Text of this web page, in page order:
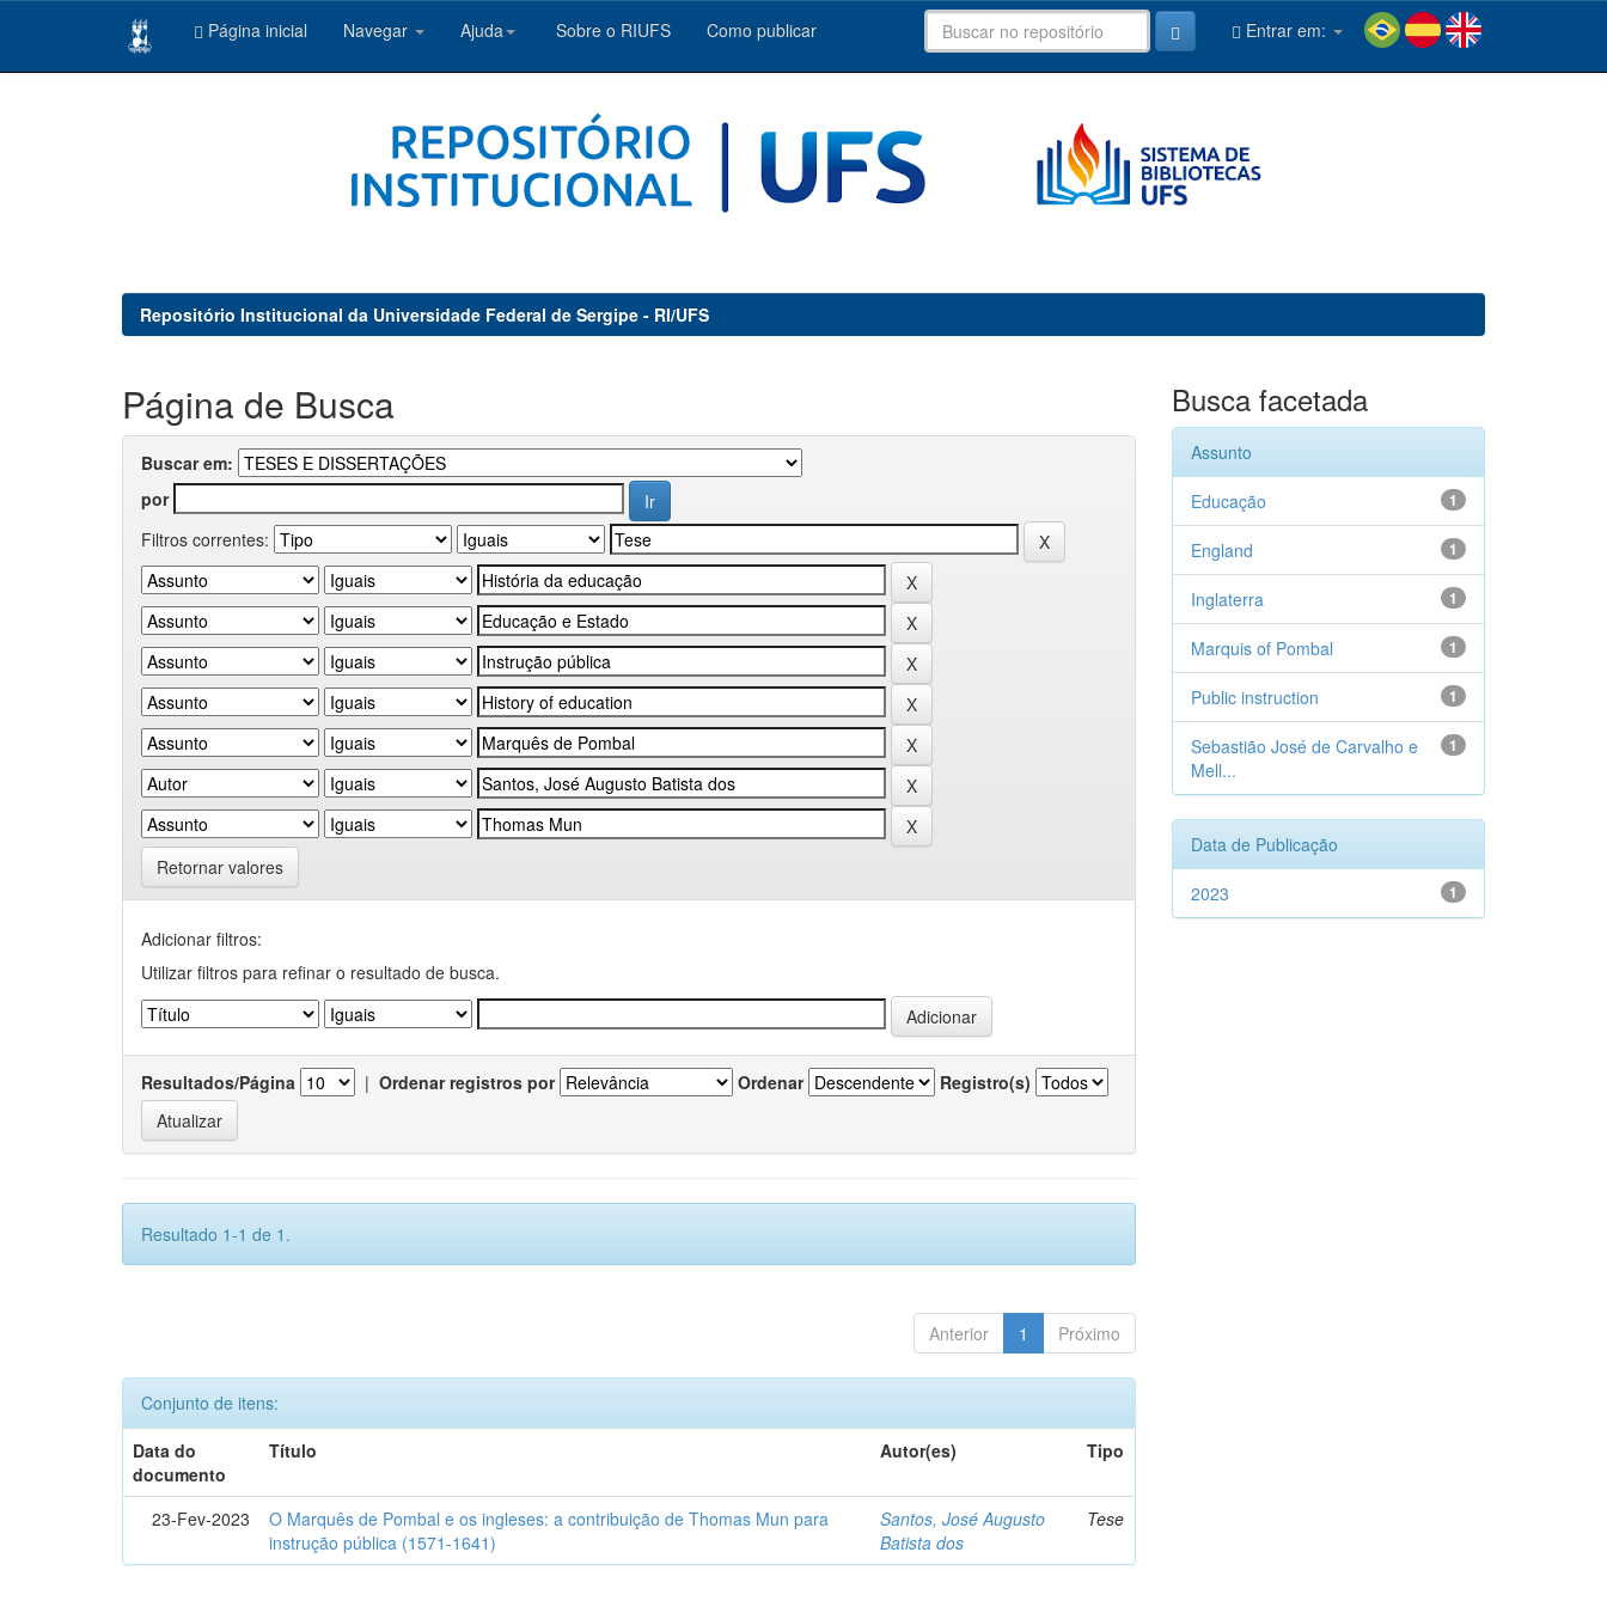
Página inicial Navegar Ajuda Sobre o RIUFS Como publicar Entrar em:
Repositório Institucional da Universidade Federal de Sergipe - RI/UFS
Página de Busca
Buscar em:
por
Filtros correntes:
Retornar valores
Adicionar filtros:
Utilizar filtros para refinar o resultado de busca.
Resultados/Página | Ordenar registros por Ordenar Registro(s)
Resultado 1-1 de 1.
Anterior 1 Próximo
Conjunto de itens:
Data do
documento
Título Autor(es) Tipo
23-Fev-2023
O Marquês de Pombal e os ingleses: a contribuição de Thomas Mun para
instrução pública (1571-1641)
Santos, José Augusto
Batista dos
Tese
Busca facetada
Assunto
1
Educação
1
England
1
Inglaterra
1
Marquis of Pombal
1
Public instruction
1
Sebastião José de Carvalho e
Mell...
Data de Publicação
1
2023